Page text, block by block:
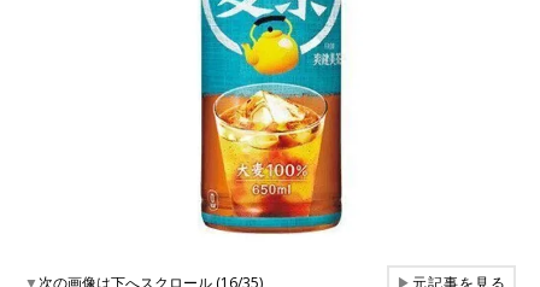
▼次の画像は下へスクロール (16/35) ▶元記事を見る